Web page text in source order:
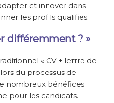
et innover dans
les profils qualifiés.
différemment ? »
« CV + lettre de
du processus de
nombreux bénéfices
pour les candidats.